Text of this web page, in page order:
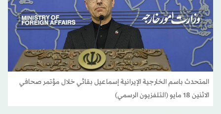
المتحدث باسم الخارجية الإيرانية إسماعيل بقائي خلال مؤتمر صحافي
الاثنين 18 مايو (التلفزيون الرسمي)